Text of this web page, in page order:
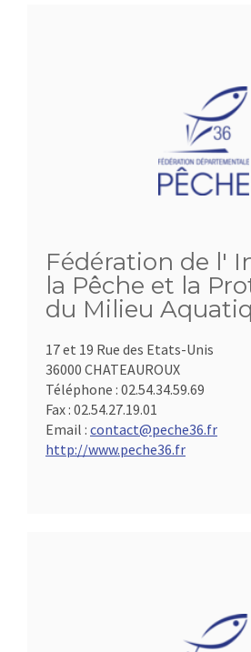
Fédération de l'
la Pêche et la
du Milieu
17 et 19 Rue des Etats-Unis
36000 CHATEAUROUX
Téléphone : 02.54.34.59.69
Fax : 02.54.27.19.01
Email : contact@peche36.fr
http://www.peche36.fr